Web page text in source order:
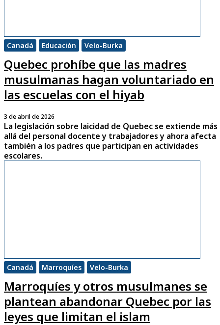
Canadá Educación Velo-Burka
Quebec prohíbe que las madres
musulmanas hagan voluntariado en
las escuelas con el hiyab
3 de abril de 2026
La legislación sobre laicidad de Quebec se extiende más
allá del personal docente y trabajadores y ahora afecta
también a los padres que participan en actividades
escolares.
Canadá Marroquíes Velo-Burka
Marroquíes y otros musulmanes se
plantean abandonar Quebec por las
leyes que limitan el islam